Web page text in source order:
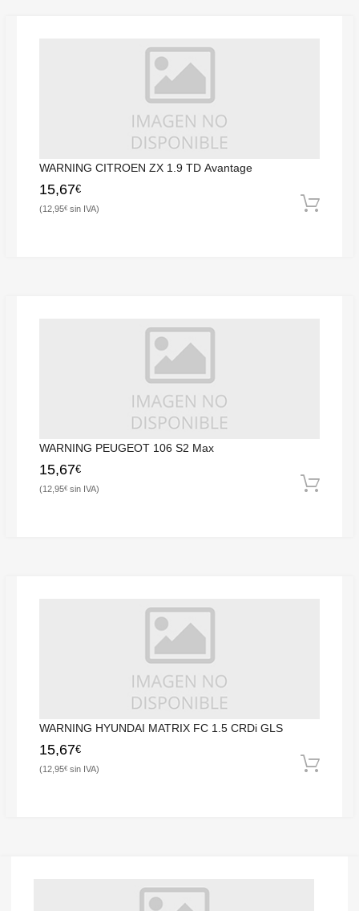
WARNING CITROEN ZX 1.9 TD Avantage
15,67€
12,95€
WARNING PEUGEOT 106 S2 Max
15,67€
12,95€
WARNING HYUNDAI MATRIX FC 1.5 CRDi GLS
15,67€
12,95€